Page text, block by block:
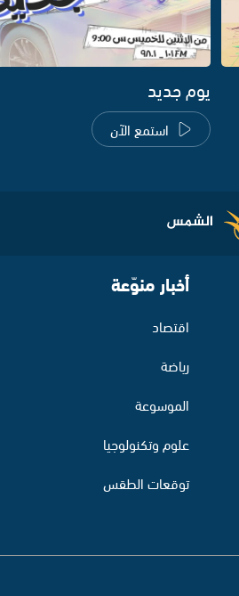
يوم جديد
استمع الآن
أخبار منوّعة
اقتصاد
رياضة
الموسوعة
علوم وتكنولوجيا
توقعات الطقس